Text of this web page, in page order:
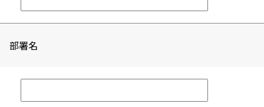
部署名